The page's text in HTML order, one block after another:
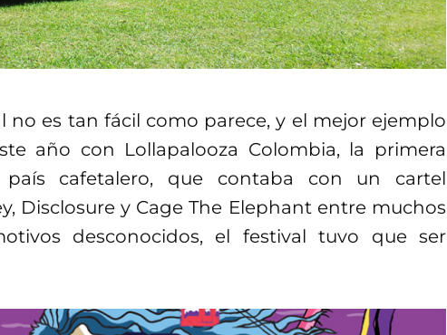
no es tan fácil como parece, y el mejor ejemplo
año con Lollapalooza Colombia, la primera
cafetalero, que contaba con un cartel
Disclosure y Cage The Elephant entre muchos
desconocidos, el festival tuvo que ser